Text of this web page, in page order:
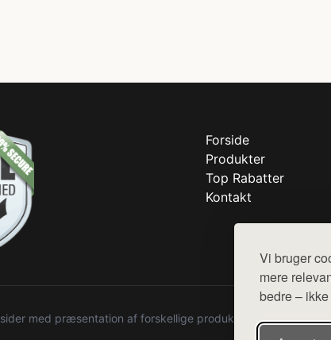
Vi bruger
mere
bedre –
Forside
Produkter
Top Rabatter
Kontakt
med præsentation af forskellige produkter fra diverse